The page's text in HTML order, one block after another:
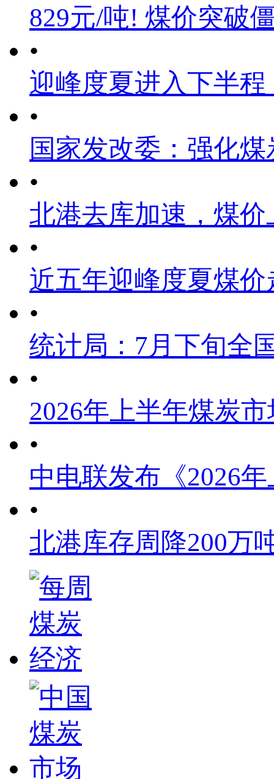
829元/吨! 煤价突破
•
迎峰度夏进入下半
•
国家发改委：强化
•
北港去库加速，煤
•
近五年迎峰度夏煤价
•
统计局：7月下旬全
•
2026年上半年煤炭
•
中电联发布《2026
•
北港库存周降200万